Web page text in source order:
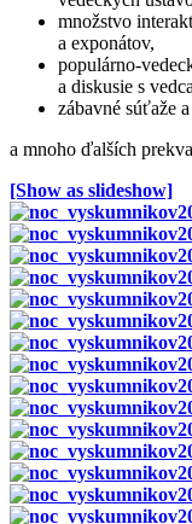
množstvo
a exponátov,
populárno-
a diskusie s
zábavné súťaže
a mnoho ďalších
[Show as slideshow]